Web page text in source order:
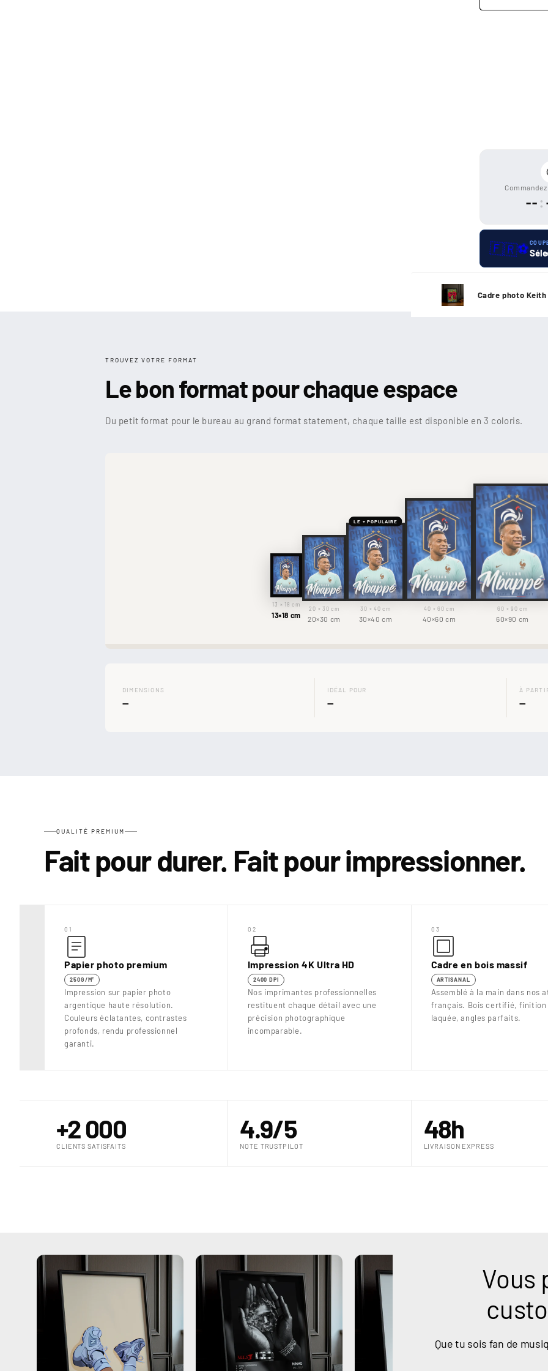
-- :
🇫🇷⚽
Cadre photo
TROUVEZ VOTRE FORMAT
Le bon format pour chaque espace
Du petit format pour le bureau au grand format statement, chaque taille est disponible en 3 coloris.
13 × 18 cm
13×18 cm
20 × 30 cm
20×30 cm
LE + POPULAIRE
30 × 40 cm
30×40 cm
40 × 60 cm
40×60 cm
60 × 90 cm
60×90 cm
DIMENSIONS
—
IDÉAL POUR
—
À
—
QUALITÉ PREMIUM
Fait pour durer. Fait pour impressionner.
01
Papier photo premium
250G/M²
Impression sur papier photo
argentique haute résolution.
Couleurs éclatantes, contrastes
profonds, rendu professionnel
garanti.
02
Impression 4K Ultra HD
2400 DPI
Nos imprimantes professionnelles
restituent chaque détail avec une
précision photographique
incomparable.
03
Cadre en bois massif
ARTISANAL
Assemblé à la main dans nos
français. Bois certifié, finition
laquée, angles parfaits.
+2 000
CLIENTS SATISFAITS
4.9/5
NOTE TRUSTPILOT
48h
LIVRAISON EXPRESS
Vous
Que tu sois fan de